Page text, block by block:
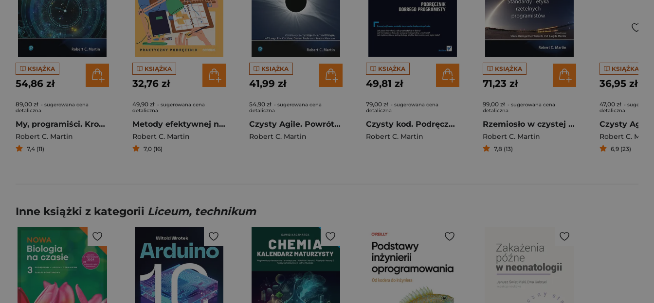
KSIĄŻKA
54,86 zł
89,00 zł - sugerowana cena
detaliczna
My, programiści. Kronika koderów od Ady do AI
Robert C. Martin
7,4 (11)
KSIĄŻKA
32,76 zł
49,90 zł - sugerowana cena
detaliczna
Metody efektywnej nauki. Praktyczny podręcznik
Robert C. Martin
7,0 (16)
KSIĄŻKA
41,99 zł
54,90 zł - sugerowana cena
detaliczna
Czysty Agile. Powrót do podstaw
Robert C. Martin
KSIĄŻKA
49,81 zł
79,00 zł - sugerowana cena
detaliczna
Czysty kod. Podręcznik dobrego programisty
Robert C. Martin
KSIĄŻKA
71,23 zł
99,00 zł - sugerowana cena
detaliczna
Rzemiosło w czystej formie. Standardy i etyka rzetelnych programistów
Robert C. Martin
7,8 (13)
KSIĄŻKA
36,95 zł
47,00 zł -
detaliczna
Robert C.
6,9 (23)
Inne książki z kategorii Liceum, technikum